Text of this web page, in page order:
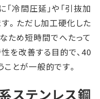
「冷間圧延」や「引抜加
。ただし加工硬化した
ため短時間でへたって
を改善する目的で、40
とが一般的です。
ステンレス鋼